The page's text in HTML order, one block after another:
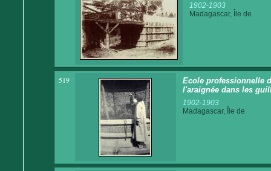
1902-1903
Madagascar, Île de
519
Ecole professionnelle
l'araignée dans les
1902-1903
Madagascar, Île de